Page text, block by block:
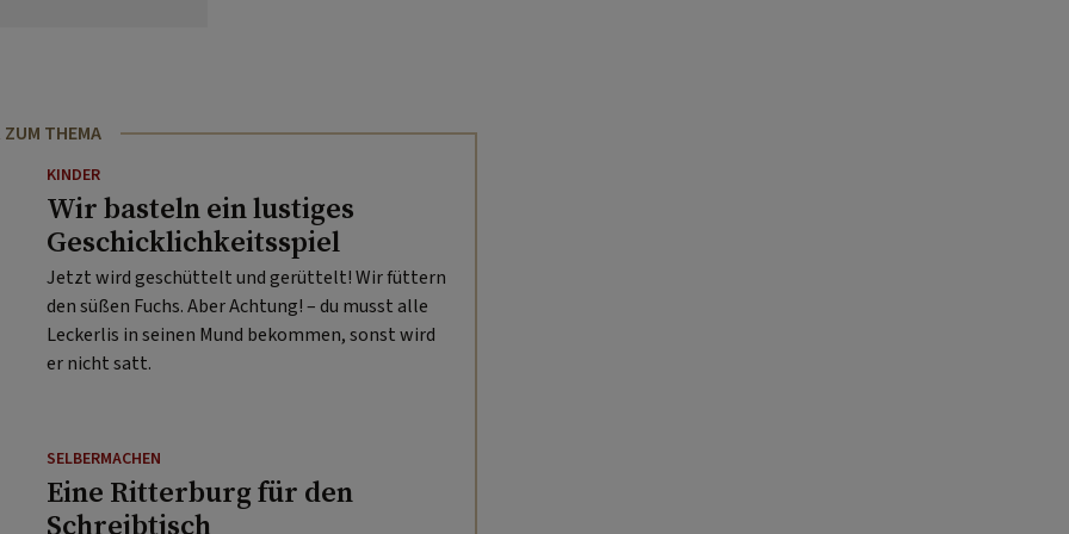
ZUM THEMA
KINDER
Wir basteln ein lustiges
Geschicklichkeitsspiel
Jetzt wird geschüttelt und gerüttelt! Wir füttern
den süßen Fuchs. Aber Achtung! – du musst alle
Leckerlis in seinen Mund bekommen, sonst wird
er nicht satt.
SELBERMACHEN
Eine Ritterburg für den
Schreibtisch